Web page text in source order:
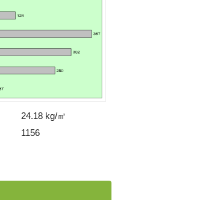
24.18 kg/㎡
1156